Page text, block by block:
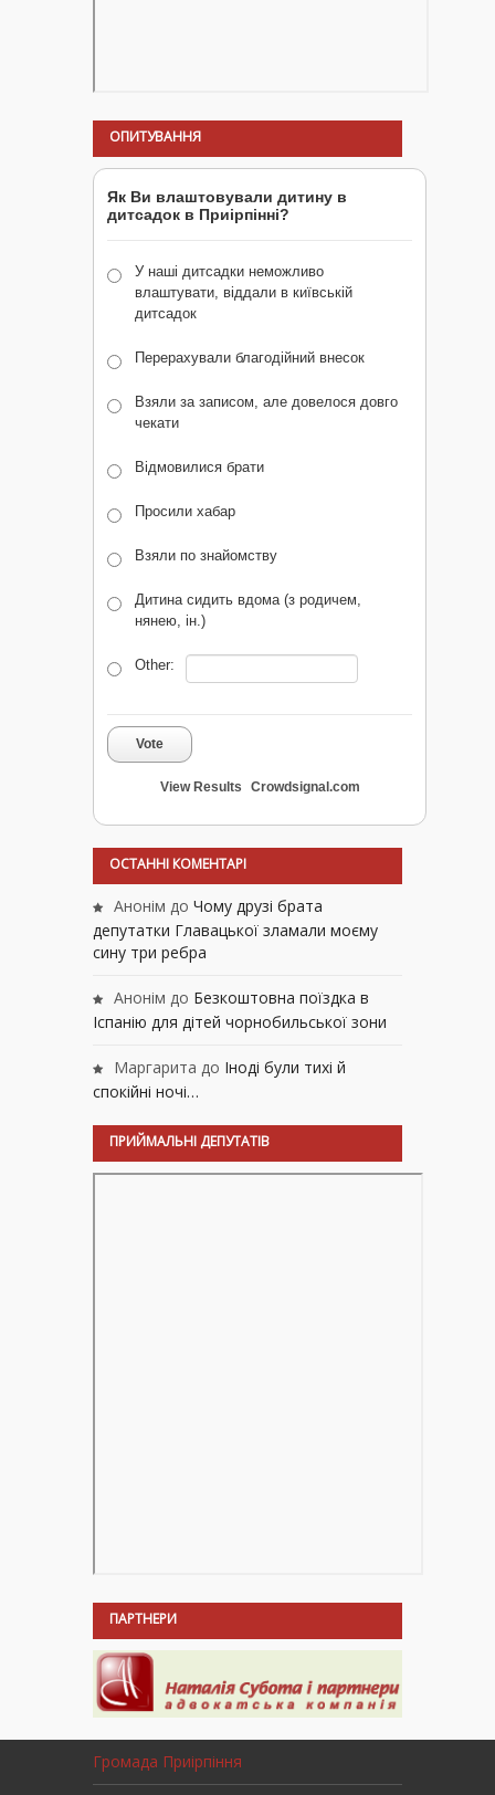
ОПИТУВАННЯ
Як Ви влаштовували дитину в
дитсадок в Приірпінні?
У наші дитсадки неможливо
влаштувати, віддали в київській
дитсадок
Перерахували благодійний внесок
Взяли за записом, але довелося довго
чекати
Відмовилися брати
Просили хабар
Взяли по знайомству
Дитина сидить вдома (з родичем,
нянею, ін.)
Other:
Vote
View Results Crowdsignal.com
ОСТАННІ КОМЕНТАРІ
Анонім до Чому друзі брата
депутатки Главацької зламали моєму
сину три ребра
Анонім до Безкоштовна поїздка в
Іспанію для дітей чорнобильської зони
Маргарита до Іноді були тихі й
спокійні ночі…
ПРИЙМАЛЬНІ ДЕПУТАТІВ
ПАРТНЕРИ
Громада Приірпіння